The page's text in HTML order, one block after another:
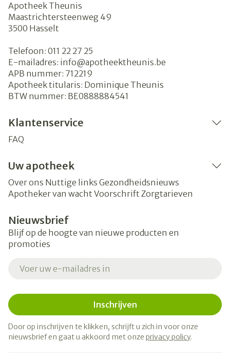
Apotheek Theunis
Maastrichtersteenweg 49
3500 Hasselt
Telefoon: 011 22 27 25
E-mailadres: info@apotheektheunis.be
APB nummer: 712219
Apotheek titularis: Dominique Theunis
BTW nummer: BE0888884541
Klantenservice
FAQ
Uw apotheek
Over ons Nuttige links Gezondheidsnieuws
Apotheker van wacht Voorschrift Zorgtarieven
Nieuwsbrief
Blijf op de hoogte van nieuwe producten en
promoties
Inschrijven
Door op inschrijven te klikken, schrijft u zich in voor onze
nieuwsbrief en gaat u akkoord met onze privacy policy.